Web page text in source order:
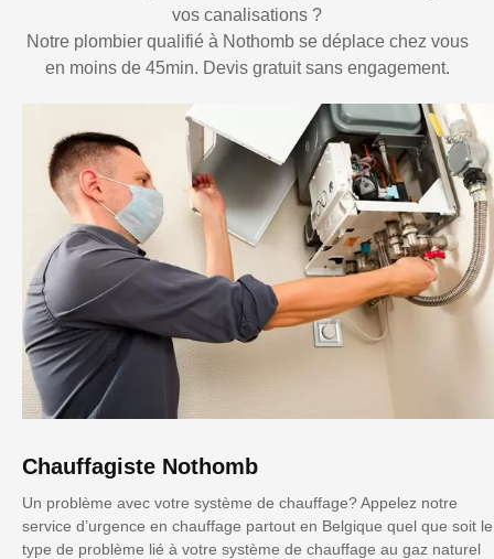
vos canalisations ?
Notre plombier qualifié à Nothomb se déplace chez vous
en moins de 45min. Devis gratuit sans engagement.
Chauffagiste Nothomb
Un problème avec votre système de chauffage? Appelez notre
service d’urgence en chauffage partout en Belgique quel que soit le
type de problème lié à votre système de chauffage au gaz naturel